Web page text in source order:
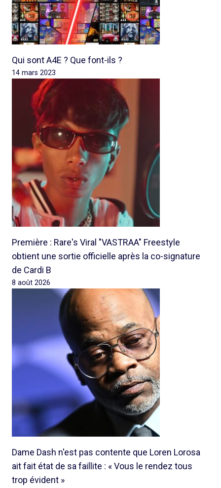
Qui sont A4E ? Que font-ils ?
14 mars 2023
Première : Rare's Viral "VASTRAA" Freestyle
obtient une sortie officielle après la co-signature
de Cardi B
8 août 2026
Dame Dash n'est pas contente que Loren Lorosa
ait fait état de sa faillite : « Vous le rendez tous
trop évident »